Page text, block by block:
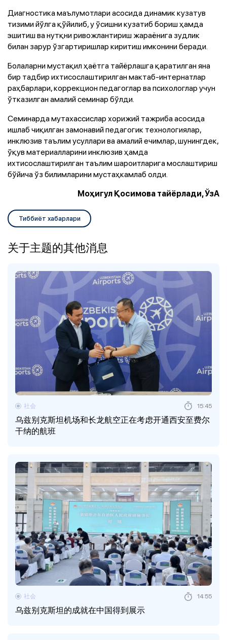
Диагностика маълумотлари асосида динамик кузатув
тизими йўлга қўйилиб, у ўсишни кузатиб бориш ҳамда
эшитиш ва нутқни ривожлантириш жараёнига зудлик
билан зарур ўзгартиришлар киритиш имконини беради.
Болаларни мустақил ҳаётга тайёрлашга қаратилган яна
бир тадбир ихтисослаштирилган мактаб-интернатлар
раҳбарлари, коррекцион педагоглар ва психологлар учун
ўтказилган амалий семинар бўлди.
Семинарда мутахассислар хорижий тажриба асосида
ишлаб чиқилган замонавий педагогик технологиялар,
инклюзив таълим усуллари ва амалий ечимлар, шунингдек,
ўқув материалларини инклюзив ҳамда
ихтисослаштирилган таълим шароитларига мослаштириш
бўйича ўз билимларини мустаҳкамлаб олди.
Моҳигул Қосимова тайёрлади, ЎзА
Тиббиёт хабарлари
关于主题的其他消息
乌兹别克斯坦机场和长龙航空正在考虑开通西安至费尔
干纳的航班
社会 15:45
乌兹别克斯坦的成就在中国得到展示
社会 14:55